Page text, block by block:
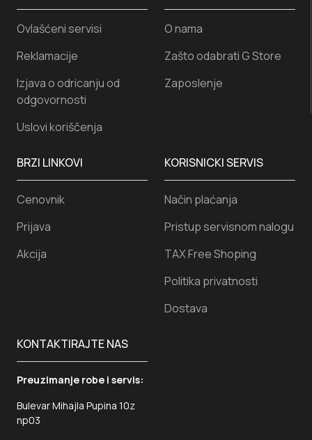
KORISNICKI SERVIS
Način plaćanja
Pristup servisnom nalogu
TAX Free Shoping
Politika privatnosti
Dostava
Ovlašćeni servisi
Reklamacije
Izjava o odricanju od
odgovornosti
Uslovi koriščenja
KONTAKTIRAJTE NAS
Preuzimanje robe i servis:
Bulevar Mihajla Pupina 10z
np03
O nama
Zašto odabrati G Store
Zaposlenje
BRZI LINKOVI
Cenovnik
Prijava
Akcija